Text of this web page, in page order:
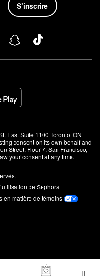
S’inscrire
East Suite 1100 Toronto, ON
consent on its own behalf and
Street, Floor 7, San Francisco,
your consent at any time.
de Sephora
en matière de témoins